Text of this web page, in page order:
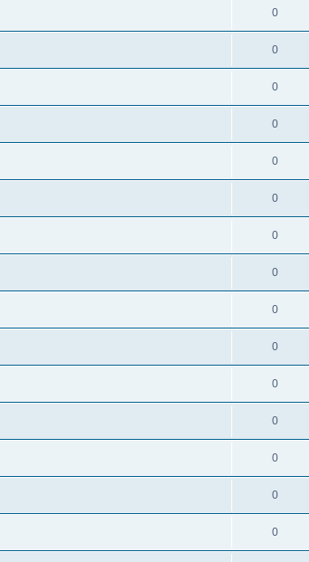
0
0
0
0
0
0
0
0
0
0
0
0
0
0
0